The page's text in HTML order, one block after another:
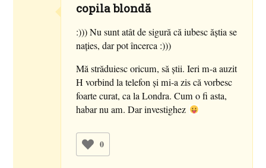
copila blondă
:))) Nu sunt atât de sigură că iubesc ăştia se
naţies, dar pot încerca :)))
Mă străduiesc oricum, să ştii. Ieri m-a auzit
H vorbind la telefon şi mi-a zis că vorbesc
foarte curat, ca la Londra. Cum o fi asta,
habar nu am. Dar investighez
0